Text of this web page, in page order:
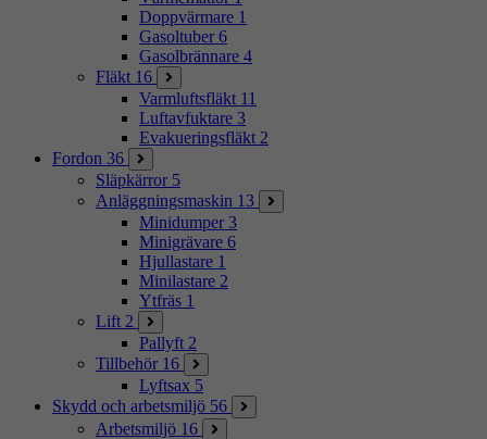
Doppvärmare 1
Gasoltuber 6
Gasolbrännare 4
Fläkt 16
Varmluftsfläkt 11
Luftavfuktare 3
Evakueringsfläkt 2
Fordon 36
Släpkärror 5
Anläggningsmaskin 13
Minidumper 3
Minigrävare 6
Hjullastare 1
Minilastare 2
Ytfräs 1
Lift 2
Pallyft 2
Tillbehör 16
Lyftsax 5
Skydd och arbetsmiljö 56
Arbetsmiljö 16